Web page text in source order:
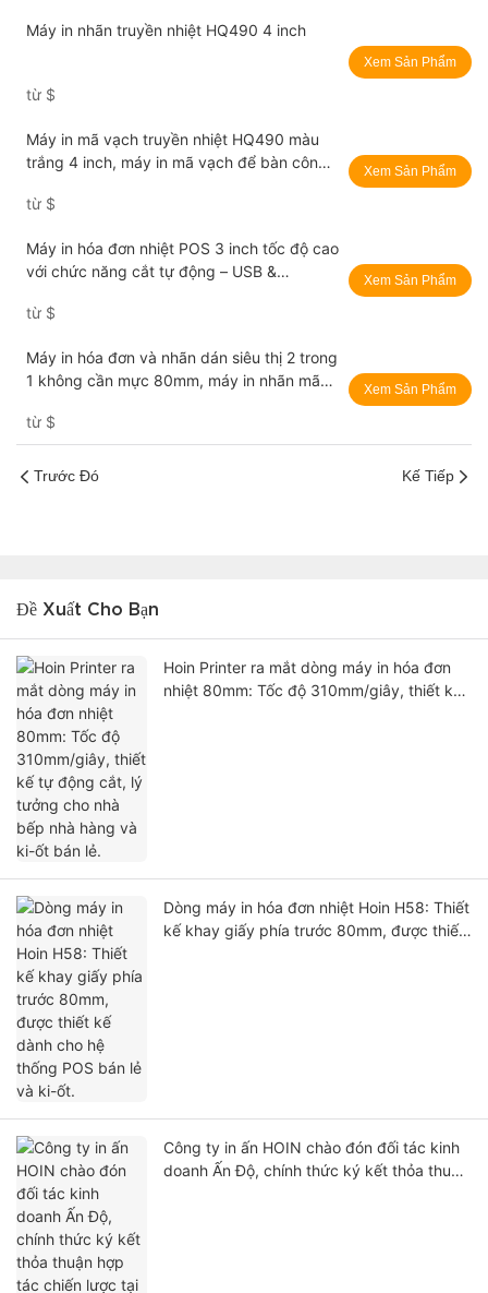
Máy in nhãn truyền nhiệt HQ490 4 inch
từ $
Xem Sản Phẩm
Máy in mã vạch truyền nhiệt HQ490 màu
trắng 4 inch, máy in mã vạch để bàn công
từ $
Xem Sản Phẩm
Máy in hóa đơn nhiệt POS 3 inch tốc độ cao
với chức năng cắt tự động – USB &
từ $
Xem Sản Phẩm
Máy in hóa đơn và nhãn dán siêu thị 2 trong
1 không cần mực 80mm, máy in nhãn mã
từ $
Xem Sản Phẩm
Trước Đó Kế Tiếp
Đề Xuất Cho Bạn
Hoin Printer ra mắt dòng máy in hóa đơn
nhiệt 80mm: Tốc độ 310mm/giây, thiết kế
Dòng máy in hóa đơn nhiệt Hoin H58: Thiết
kế khay giấy phía trước 80mm, được thiết
Công ty in ấn HOIN chào đón đối tác kinh
doanh Ấn Độ, chính thức ký kết thỏa thuận